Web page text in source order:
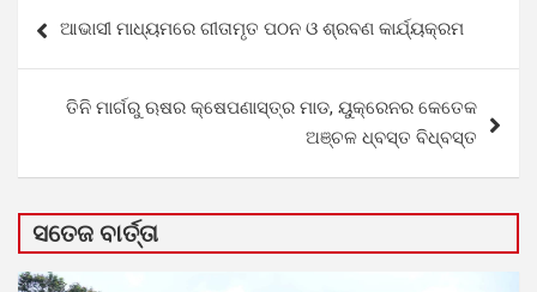
navigation
ଆଭାସୀ ମାଧ୍ୟମରେ ଗୀତାମୃତ ପଠନ ଓ ଶ୍ରବଣ କାର୍ଯ୍ୟକ୍ରମ
ତିନି ମାର୍ଗରୁ ଋଷର କ୍ଷେପଣାସ୍ତ୍ର ମାଡ, ୟୁକ୍ରେନର କେତେକ
ଅଞ୍ଚଳ ଧ୍ବସ୍ତ ବିଧ୍ବସ୍ତ
ସତେଜ ବାର୍ତ୍ତା